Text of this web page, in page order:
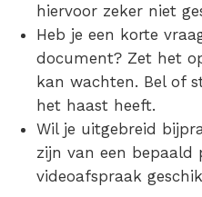
hiervoor zeker niet
Heb je een korte
document? Zet het
kan wachten. Bel of
het haast heeft.
Wil je uitgebreid
zijn van een bepaald
videoafspraak